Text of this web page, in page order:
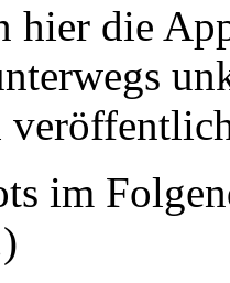
hier die
im